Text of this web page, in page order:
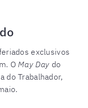
exclusivos
O May Day do
do Trabalhador,